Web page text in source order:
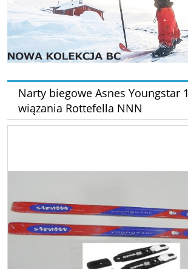
Narty biegowe Asnes Youngstar
wiązania Rottefella NNN